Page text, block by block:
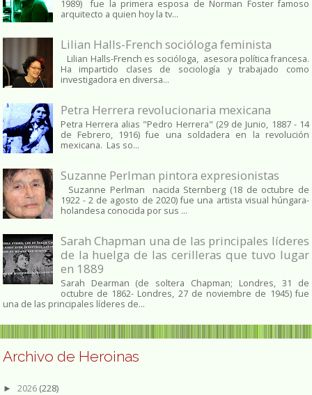
1989) fue la primera esposa de Norman Foster famoso
arquitecto a quien hoy la tv...
Lilian Halls-French socióloga feminista
Lilian Halls-French es socióloga, asesora política francesa.
Ha impartido clases de sociología y trabajado como
investigadora en diversa...
Petra Herrera revolucionaria mexicana
Petra Herrera alias "Pedro Herrera" (29 de Junio, 1887 - 14
de Febrero, 1916) fue una soldadera en la revolución
mexicana. Las so...
Suzanne Perlman pintora expresionistas
Suzanne Perlman nacida Sternberg (18 de octubre de
1922 - 2 de agosto de 2020) fue una artista visual húngara-
holandesa conocida por sus ...
Sarah Chapman una de las principales líderes
de la huelga de las cerilleras que tuvo lugar
en 1889
Sarah Dearman (de soltera Chapman; Londres, 31 de
octubre de 1862​- Londres, 27 de noviembre de 1945)​ fue
una de las principales líderes de...
Archivo de Heroinas
► 2026 (228)